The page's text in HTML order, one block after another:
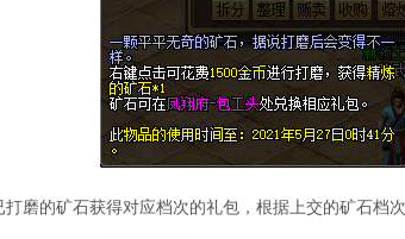
磨的矿石获得对应档次的礼包，根据上交的矿石档